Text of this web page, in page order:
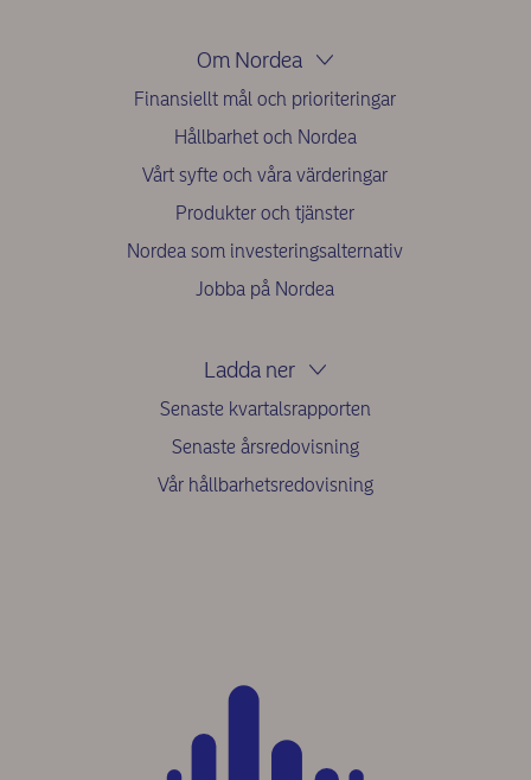
Om Nordea
Finansiellt mål och prioriteringar
Hållbarhet och Nordea
Vårt syfte och våra värderingar
Produkter och tjänster
Nordea som investeringsalternativ
Jobba på Nordea
Ladda ner
Senaste kvartalsrapporten
Senaste årsredovisning
Vår hållbarhetsredovisning